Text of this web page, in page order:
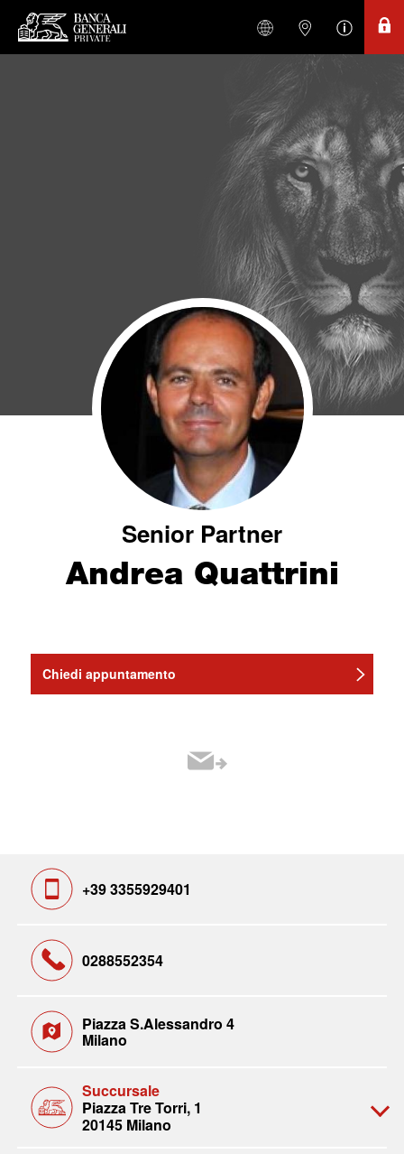
Senior Partner
Andrea Quattrini
Chiedi appuntamento
+39 3355929401
0288552354
Piazza S.Alessandro 4
Milano
Succursale
Piazza Tre Torri, 1
20145 Milano